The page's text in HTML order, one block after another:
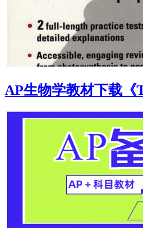
AP生物学教材下载《